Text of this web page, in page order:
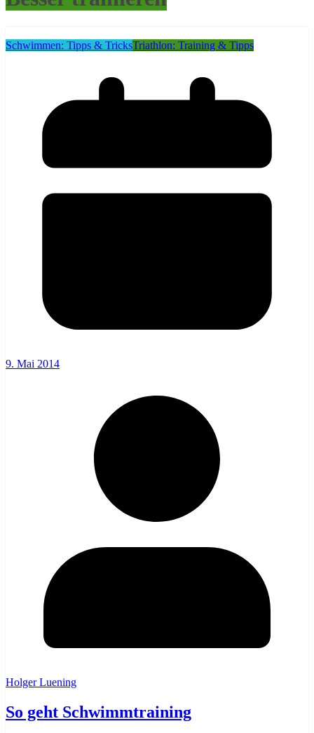
Schwimmen: Tipps & TricksTriathlon: Training & Tipps
9. Mai 2014
Holger Luening
So geht Schwimmtraining